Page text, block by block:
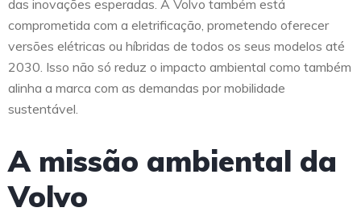
das inovações esperadas. A Volvo também está
comprometida com a eletrificação, prometendo oferecer
versões elétricas ou híbridas de todos os seus modelos até
2030. Isso não só reduz o impacto ambiental como também
alinha a marca com as demandas por mobilidade
sustentável.
A missão ambiental da
Volvo